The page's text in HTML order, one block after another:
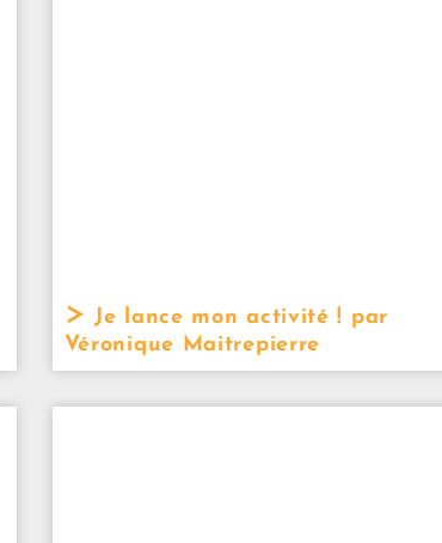
Je lance mon activité ! par
Véronique Maitrepierre